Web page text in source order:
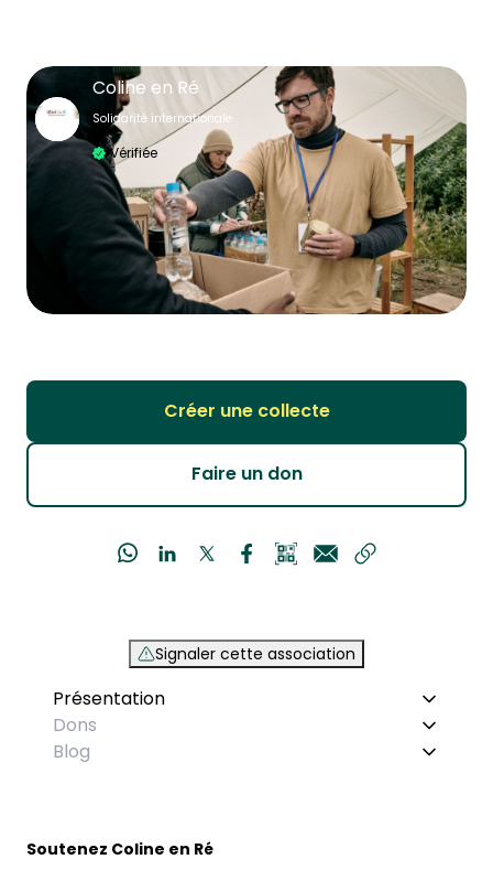
Coline en Ré
Solidarité internationale
Vérifiée
Créer une collecte
Faire un don
Signaler cette association
Présentation
Dons
Blog
Soutenez Coline en Ré